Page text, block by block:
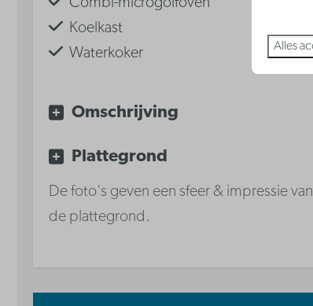
Koelkast
Waterkoker
Omschrijving
Plattegrond
De foto's geven een sfeer & impressie
de plattegrond.
Alles